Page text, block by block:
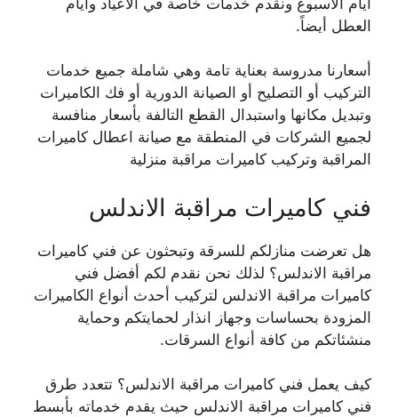
العطل أيضاً.
أسعارنا مدروسة بعناية تامة وهي شاملة جميع خدمات
التركيب أو التصليح أو الصيانة الدورية أو فك الكاميرات
وتبديل مكانها واستبدال القطع التالفة بأسعار منافسة
لجميع الشركات في المنطقة مع صيانة اعطال كاميرات
المراقبة وتركيب كاميرات مراقبة منزلية
فني كاميرات مراقبة الاندلس
هل تعرضت منازلكم للسرقة وتبحثون عن فني كاميرات
مراقبة الاندلس؟ لذلك نحن نقدم لكم أفضل فني
كاميرات مراقبة الاندلس لتركيب أحدث أنواع الكاميرات
المزودة بحساسات وجهاز انذار لحمايتكم وحماية
منشئاتكم من كافة أنواع السرقات.
كيف يعمل فني كاميرات مراقبة الاندلس؟ تتعدد طرق
فني كاميرات مراقبة الاندلس حيث يقدم خدماته بأبسط